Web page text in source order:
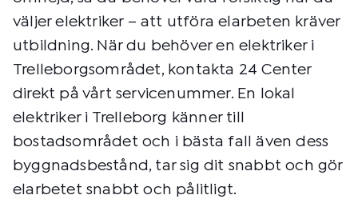
väljer elektriker – att utföra elarbeten kräver
utbildning. När du behöver en elektriker i
Trelleborgsområdet, kontakta 24 Center
direkt på vårt servicenummer. En lokal
elektriker i Trelleborg känner till
bostadsområdet och i bästa fall även dess
byggnadsbestånd, tar sig dit snabbt och gör
elarbetet snabbt och pålitligt.